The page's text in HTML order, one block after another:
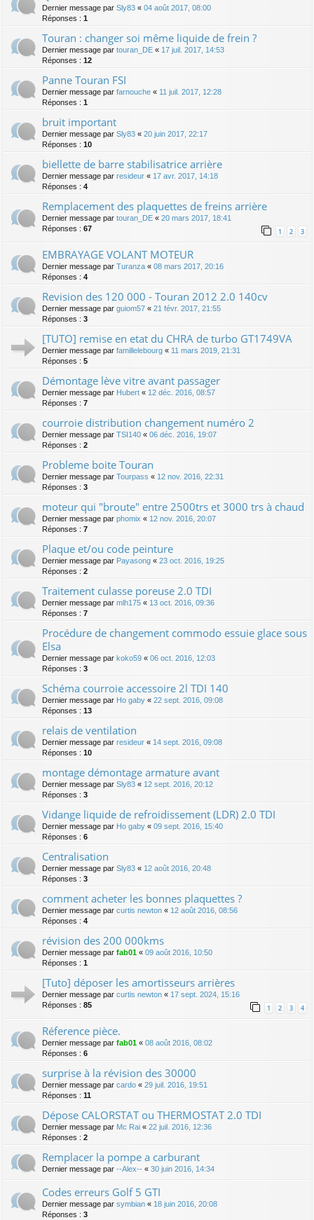
Dernier message par Sly83 « 04 août 2017, 08:00
Réponses : 1
Touran : changer soi même liquide de frein ?
Dernier message par touran_DE « 17 juil. 2017, 14:53
Réponses : 12
Panne Touran FSI
Dernier message par farnouche « 11 juil. 2017, 12:28
Réponses : 1
bruit important
Dernier message par Sly83 « 20 juin 2017, 22:17
Réponses : 10
biellette de barre stabilisatrice arrière
Dernier message par resideur « 17 avr. 2017, 14:18
Réponses : 4
Remplacement des plaquettes de freins arrière
Dernier message par touran_DE « 20 mars 2017, 18:41
Réponses : 67 1 2 3
EMBRAYAGE VOLANT MOTEUR
Dernier message par Turanza « 08 mars 2017, 20:16
Réponses : 4
Revision des 120 000 - Touran 2012 2.0 140cv
Dernier message par guiom57 « 21 févr. 2017, 21:55
Réponses : 3
[TUTO] remise en etat du CHRA de turbo GT1749VA
Dernier message par famillelebourg « 11 mars 2019, 21:31
Réponses : 5
Démontage lève vitre avant passager
Dernier message par Hubert « 12 déc. 2016, 08:57
Réponses : 7
courroie distribution changement numéro 2
Dernier message par TSI140 « 06 déc. 2016, 19:07
Réponses : 2
Probleme boite Touran
Dernier message par Tourpass « 12 nov. 2016, 22:31
Réponses : 3
moteur qui "broute" entre 2500trs et 3000 trs à chaud
Dernier message par phomix « 12 nov. 2016, 20:07
Réponses : 7
Plaque et/ou code peinture
Dernier message par Payasong « 23 oct. 2016, 19:25
Réponses : 2
Traitement culasse poreuse 2.0 TDI
Dernier message par mlh175 « 13 oct. 2016, 09:36
Réponses : 7
Procédure de changement commodo essuie glace sous
Elsa
Dernier message par koko59 « 06 oct. 2016, 12:03
Réponses : 3
Schéma courroie accessoire 2l TDI 140
Dernier message par Ho gaby « 22 sept. 2016, 09:08
Réponses : 13
relais de ventilation
Dernier message par resideur « 14 sept. 2016, 09:08
Réponses : 10
montage démontage armature avant
Dernier message par Sly83 « 12 sept. 2016, 20:12
Réponses : 3
Vidange liquide de refroidissement (LDR) 2.0 TDI
Dernier message par Ho gaby « 09 sept. 2016, 15:40
Réponses : 6
Centralisation
Dernier message par Sly83 « 12 août 2016, 20:48
Réponses : 3
comment acheter les bonnes plaquettes ?
Dernier message par curtis newton « 12 août 2016, 08:56
Réponses : 4
révision des 200 000kms
Dernier message par fab01 « 09 août 2016, 10:50
Réponses : 1
[Tuto] déposer les amortisseurs arrières
Dernier message par curtis newton « 17 sept. 2024, 15:16
Réponses : 85 1 2 3 4
Réference pièce.
Dernier message par fab01 « 08 août 2016, 08:02
Réponses : 6
surprise à la révision des 30000
Dernier message par cardo « 29 juil. 2016, 19:51
Réponses : 11
Dépose CALORSTAT ou THERMOSTAT 2.0 TDI
Dernier message par Mc Rai « 22 juil. 2016, 12:36
Réponses : 2
Remplacer la pompe a carburant
Dernier message par --Alex-- « 30 juin 2016, 14:34
Codes erreurs Golf 5 GTI
Dernier message par symbian « 18 juin 2016, 20:08
Réponses : 3